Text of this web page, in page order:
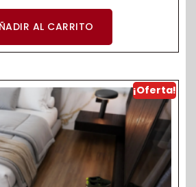
AL CARRITO
¡Oferta!